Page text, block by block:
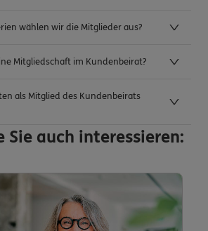
wählen wir die Mitglieder aus?
Mitgliedschaft im Kundenbeirat?
als Mitglied des Kundenbeirats
Sie auch interessieren: